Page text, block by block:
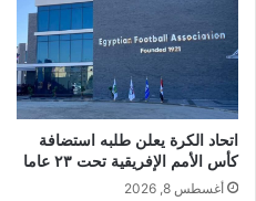
اتحاد الكرة يعلن طلبه استضافة
كأس الأمم الإفريقية تحت ٢٣ عاما
أغسطس 8, 2026